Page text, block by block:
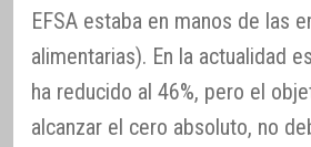
EFSA estaba en manos de las
alimentarias). En la actualidad
ha reducido al 46%, pero el
alcanzar el cero absoluto, no